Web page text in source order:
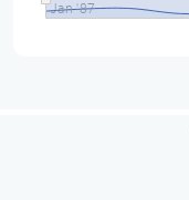
Jan '87